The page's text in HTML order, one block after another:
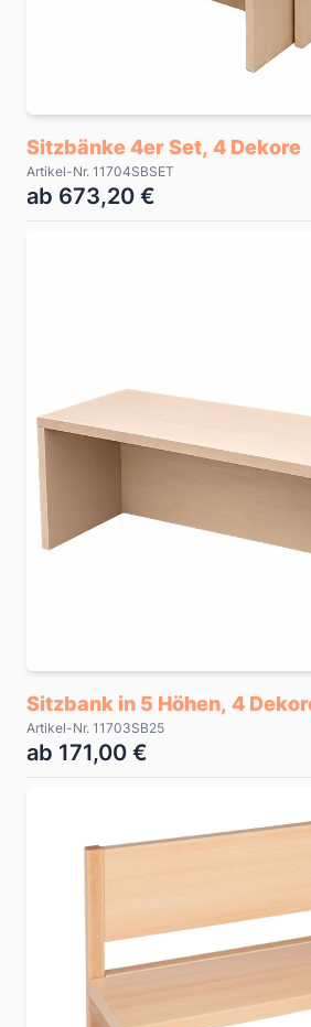
Sitzbänke 4er Set, 4 Dekore
Artikel-Nr. 11704SBSET
ab 673,20 €
Sitzbank in 5 Höhen, 4
Artikel-Nr. 11703SB25
ab 171,00 €